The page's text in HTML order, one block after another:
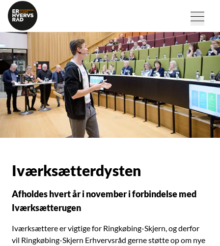
Iværksætterdysten
Afholdes hvert år i november i forbindelse med
Iværksætterugen
Iværksættere er vigtige for Ringkøbing-Skjern, og derfor
vil Ringkøbing-Skjern Erhvervsråd gerne støtte op om nye